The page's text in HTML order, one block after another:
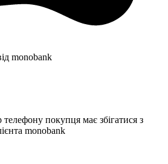
monobank
телефону покупця має збігатися з
monobank